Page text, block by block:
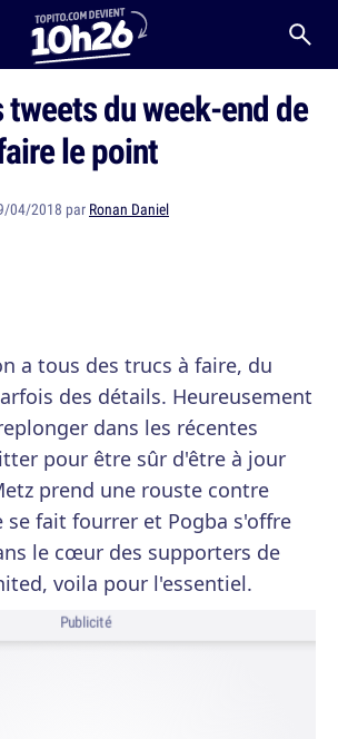
tweets du week-end de
le point
04/2018 par Ronan Daniel
a tous des trucs à faire, du
des détails. Heureusement
dans les récentes
pour être sûr d'être à jour
prend une rouste contre
se fait fourrer et Pogba s'offre
le cœur des supporters de
voila pour l'essentiel.
Publicité